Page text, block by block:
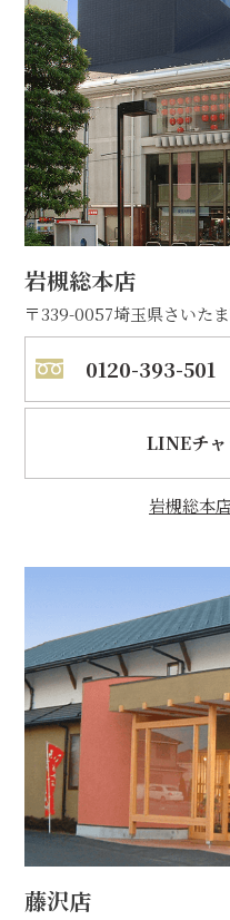
岩槻総本店
〒339-0057埼玉県さいた
0120-393-501
LINEチャ
岩槻総本
藤沢店